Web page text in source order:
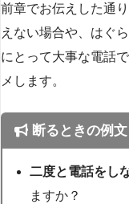
前章でお伝えした通
えない場合や、はぐ
にとって大事な電話
メします。
断るときの例
二度と電話をし
ますか？